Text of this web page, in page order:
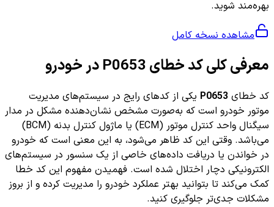
بهره‌مند شوید.
مشاهده نسخه کامل
معرفی کلی کد خطای P0653 در خودرو
کد خطای P0653 یکی از کدهای رایج در سیستم‌های مدیریت
موتور خودرو است که به‌صورت مشخص نشان‌دهنده مشکل در مدار
سیگنال واحد کنترل موتور (ECM) یا ماژول کنترل بدنه (BCM)
می‌باشد. وقتی این کد ظاهر می‌شود، به این معنی است که خودرو
در خواندن یا دریافت داده‌های خاصی از یک سنسور در سیستم‌های
الکترونیکی دچار اختلال شده است. فهمیدن مفهوم این کد خطا
کمک می‌کند تا بتوانید بهتر عملکرد خودرو را مدیریت کرده و از بروز
مشکلات جدی‌تر جلوگیری کنید.